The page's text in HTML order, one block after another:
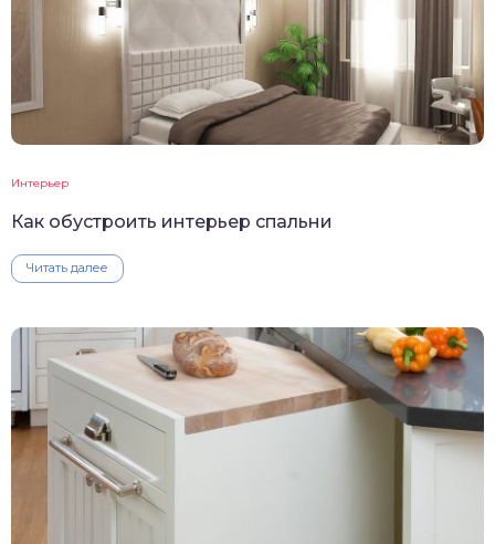
Интерьер
Как обустроить интерьер спальни
Читать далее